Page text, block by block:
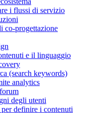
i flussi di servizio
co-progettazione
e il linguaggio
(search keywords)
analytics
degli utenti
definire i contenuti